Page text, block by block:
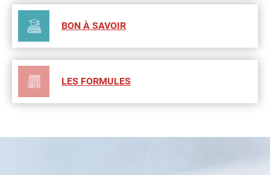
BON À SAVOIR
LES FORMULES